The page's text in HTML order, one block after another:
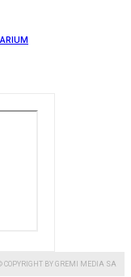
COPYRIGHT BY GREMI MEDIA SA